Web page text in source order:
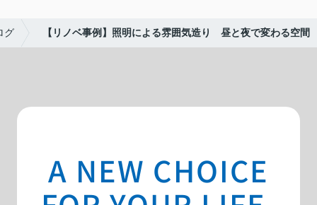
グ 【リノベ事例】照明による雰囲気造り 昼と夜で変わる空間
A NEW CHOICE